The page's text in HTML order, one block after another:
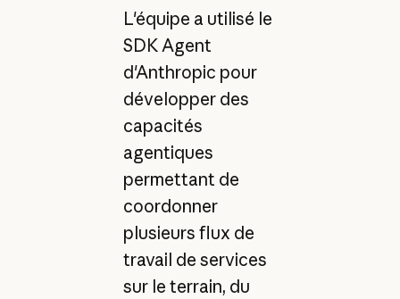
L'équipe a utilisé le
SDK Agent
d'Anthropic pour
développer des
capacités
agentiques
permettant de
coordonner
plusieurs flux de
travail de services
sur le terrain, du